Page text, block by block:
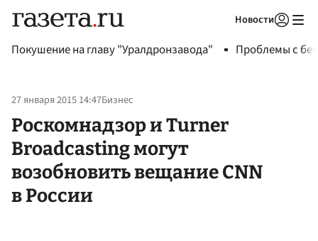
Новости
Покушение на главу "Уралдронзавода" Проблемы с
27 января 2015 14:47Бизнес
Роскомнадзор и Turner
Broadcasting могут
возобновить вещание CNN
в России